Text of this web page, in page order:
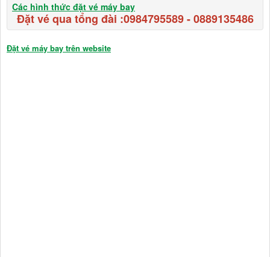
Các hình thức đặt vé máy bay
Đặt vé qua tổng đài :0984795589-0889135486
Đặt vé máy bay trên website